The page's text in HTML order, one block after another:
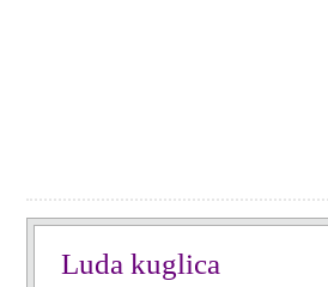
Luda kuglica